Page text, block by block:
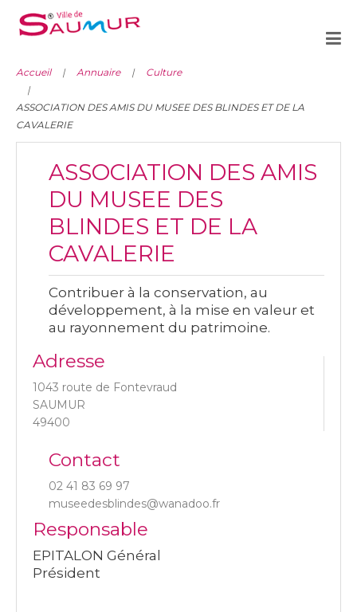
Accueil Annuaire Culture
ASSOCIATION DES AMIS DU MUSEE DES BLINDES ET DE LA
CAVALERIE
ASSOCIATION DES AMIS
DU MUSEE DES
BLINDES ET DE LA
CAVALERIE
Contribuer à la conservation, au
développement, à la mise en valeur et
au rayonnement du patrimoine.
Adresse
1043 route de Fontevraud
SAUMUR
49400
Contact
02 41 83 69 97
museedesblindes@wanadoo.fr
Responsable
EPITALON Général
Président